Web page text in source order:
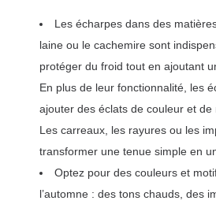
Les écharpes dans des
laine ou le cachemire sont
protéger du froid tout en ajoutant
En plus de leur fonctionnalité, les
ajouter des éclats de couleur et de
Les carreaux, les rayures ou les
transformer une tenue simple en
Optez pour des couleurs et
l’automne : des tons chauds, des